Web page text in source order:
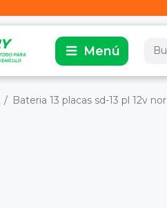
Bateria 13 placas sd-13 pl 12v nor